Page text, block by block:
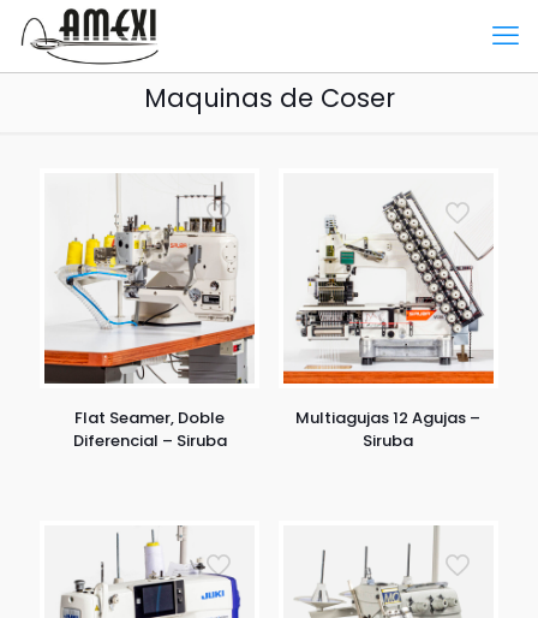
Maquinas de Coser
Flat Seamer, Doble
Diferencial – Siruba
Multiagujas 12 Agujas –
Siruba